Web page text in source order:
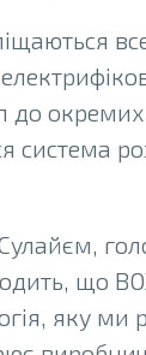
до
система
що
яку